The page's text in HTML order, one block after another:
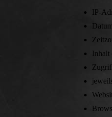
IP-
Inhalt